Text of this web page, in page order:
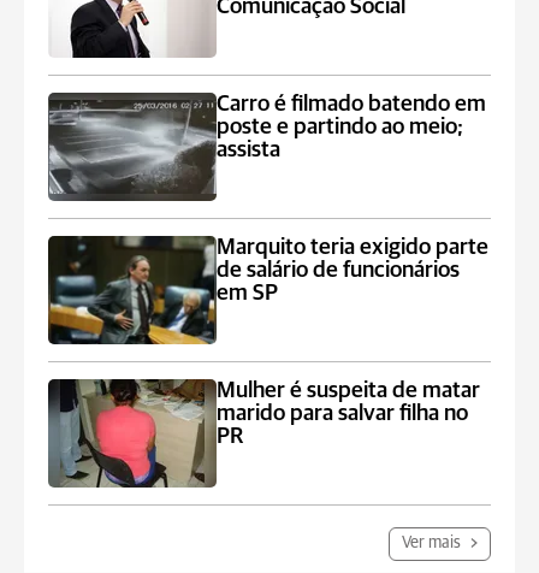
Comunicação Social
Carro é filmado batendo em
poste e partindo ao meio;
assista
Marquito teria exigido parte
de salário de funcionários
em SP
Mulher é suspeita de matar
marido para salvar filha no
PR
Ver mais